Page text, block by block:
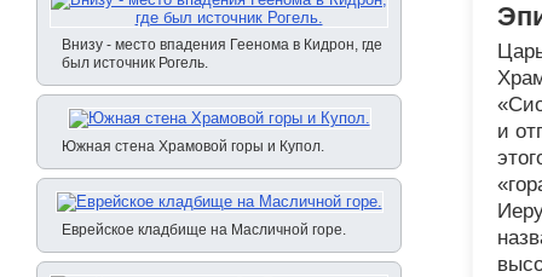
Внизу - место впадения Геенома в Кидрон, где
был источник Рогель.
Южная стена Храмовой горы и Купол.
Еврейское кладбище на Масличной горе.
и